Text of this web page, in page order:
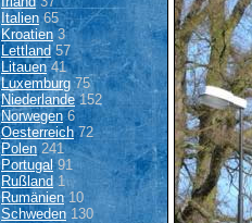
Italien65
Kroatien3
Lettland57
Litauen41
Luxemburg 75
Niederlande152
Norwegen6
Oesterreich72
Polen 241
Portugal91
Rußland 1
Rumänien10
Schweden 130